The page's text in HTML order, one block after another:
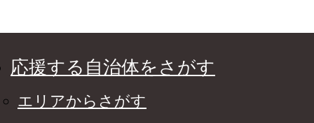
応援する自治体をさがす
エリアからさがす